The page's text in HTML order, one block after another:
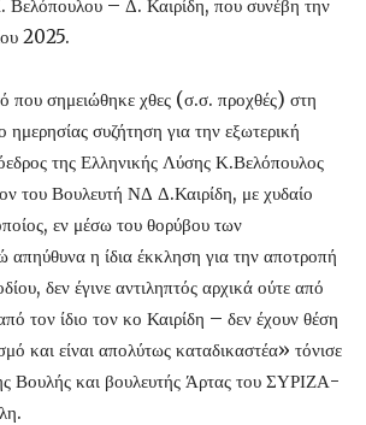
Βελόπουλου – Δ. Καιρίδη, που συνέβη την
2025.
που σημειώθηκε χθες (σ.σ. προχθές) στη
συζήτηση για την εξωτερική
της Ελληνικής Λύσης Κ.Βελόπουλος
του Βουλευτή ΝΔ Δ.Καιρίδη, με χυδαίο
εν μέσω του θορύβου των
απηύθυνα η ίδια έκκληση για την αποτροπή
δεν έγινε αντιληπτός αρχικά ούτε από
τον ίδιο τον κο Καιρίδη – δεν έχουν θέση
και είναι απολύτως καταδικαστέα» τόνισε
Βουλής και βουλευτής Άρτας του ΣΥΡΙΖΑ-